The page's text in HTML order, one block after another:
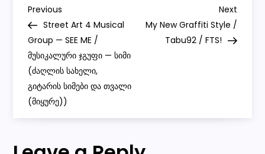
დუმილი
ACAB!
/
TABU92
P
o
s
t
n
Previous
Post
Previous
Street Art 4 Musical
Group — SEE ME /
მუსიკალური ჯგუფი — სიმი
(ძაღლის სახელი,
გიტარის სიმები და თვალი
(მიყურე))
Next
Post
Next
My New Graffiti Style /
Tabu92 / FTS!